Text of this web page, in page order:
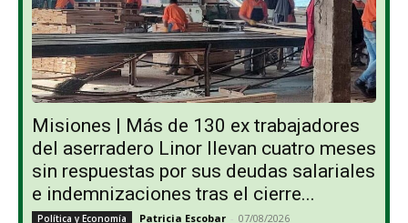
Misiones | Más de 130 ex trabajadores
del aserradero Linor llevan cuatro meses
sin respuestas por sus deudas salariales
e indemnizaciones tras el cierre...
Política y Economía Patricia Escobar - 07/08/2026